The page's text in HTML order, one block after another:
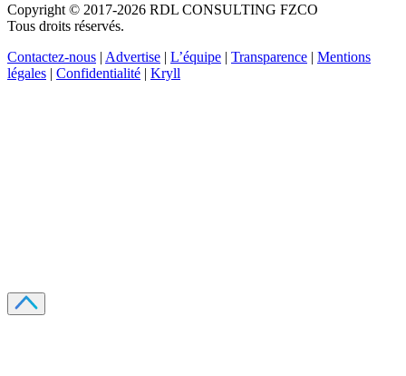
Copyright © 2017-2026 RDL CONSULTING FZCO
Tous droits réservés.
Contactez-nous | Advertise | L’équipe | Transparence | Mentions
légales | Confidentialité | Kryll